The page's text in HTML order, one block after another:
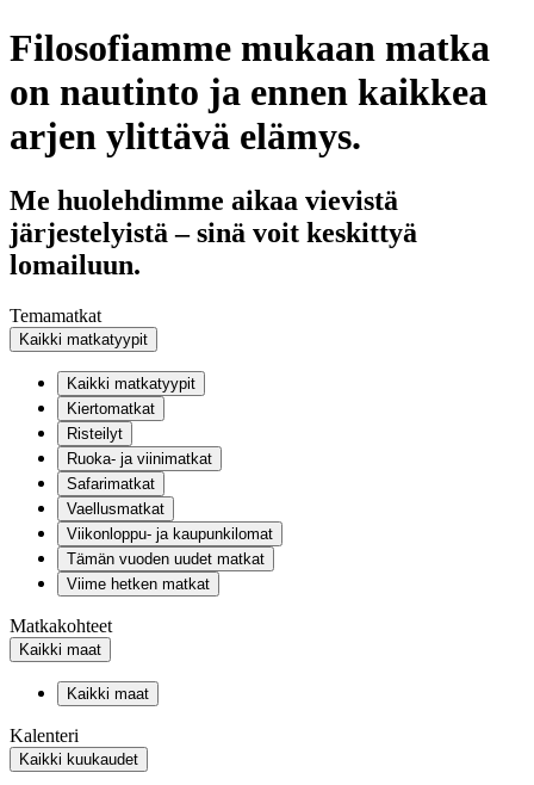
Filosofiamme mukaan matka
on nautinto ja ennen kaikkea
arjen ylittävä elämys.
Me huolehdimme aikaa vievistä
järjestelyistä – sinä voit keskittyä
lomailuun.
Temamatkat
Kaikki matkatyypit
Kaikki matkatyypit
Kiertomatkat
Risteilyt
Ruoka- ja viinimatkat
Safarimatkat
Vaellusmatkat
Viikonloppu- ja kaupunkilomat
Tämän vuoden uudet matkat
Viime hetken matkat
Matkakohteet
Kaikki maat
Kaikki maat
Kalenteri
Kaikki kuukaudet